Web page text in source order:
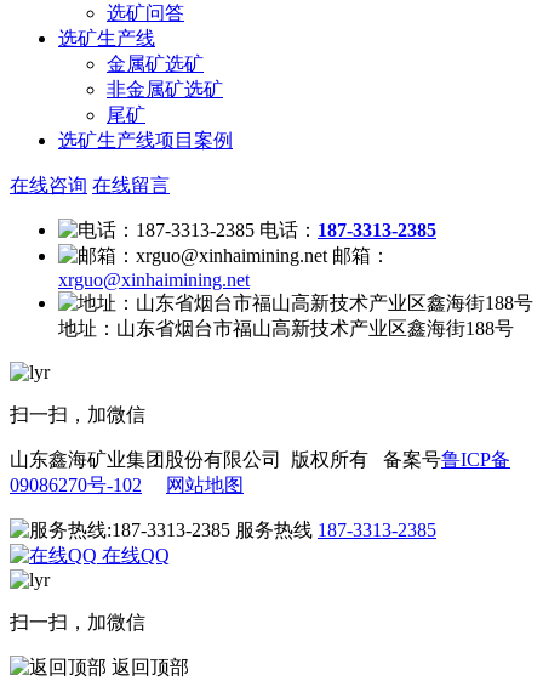
选矿问答
选矿生产线
金属矿选矿
非金属矿选矿
尾矿
选矿生产线项目案例
在线咨询 在线留言
电话： 187-3313-2385
邮箱：
xrguo@xinhaimining.net
地址： 山东省烟台市福山高新技术产业区鑫海街188号
扫一扫，加微信
山东鑫海矿业集团股份有限公司 版权所有 备案号鲁ICP备
09086270号-102
网站地图
服务热线 187-3313-2385
在线QQ
扫一扫，加微信
返回顶部